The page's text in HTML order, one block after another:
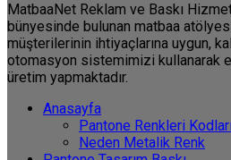
MatbaaNet Reklam ve Baskı
bünyesinde bulunan matbaa
müşterilerinin ihtiyaçlarına uygun,
otomasyon sistemimizi kullanarak
üretim yapmaktadır.
Anasayfa
Pantone Renkleri Kodları
Neden Metalik Renk